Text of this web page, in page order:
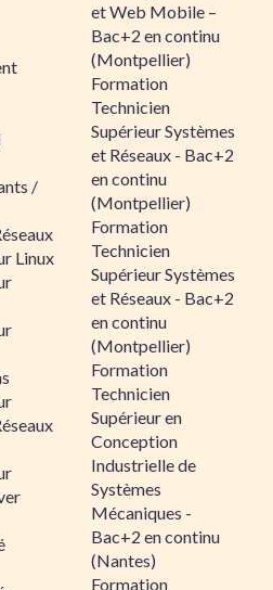
/
Linux
et Web Mobile –
Bac+2 en continu
(Montpellier)
Formation
Technicien
Supérieur Systèmes
et Réseaux - Bac+2
en continu
(Montpellier)
Formation
Technicien
Supérieur Systèmes
et Réseaux - Bac+2
en continu
(Montpellier)
Formation
Technicien
Supérieur en
Conception
Industrielle de
Systèmes
Mécaniques -
Bac+2 en continu
(Nantes)
Formation